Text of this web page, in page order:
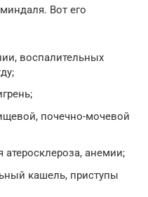
Вот его
воспалительных
почечно-мочевой
атеросклероза, анемии;
кашель, приступы